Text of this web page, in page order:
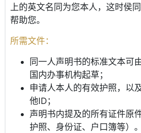
上的英文名同为您本人，这时侯
帮助您。
所需文件：
同一人声明书的标准文本可
国内办事机构起草；
申请人本人的有效护照，以
他ID；
声明书内提及的所有证件原
护照、身份证、户口簿等）。